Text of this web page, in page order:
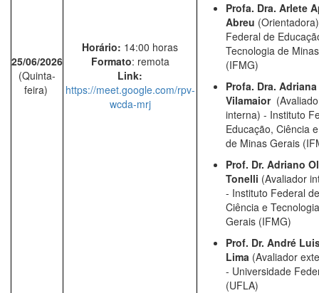
25/06/2026
(Quinta-
feira)
Horário: 14:00 horas
Formato: remota
Link:
https://meet.google.com/rpv-
wcda-mrj
Profa. Dra. Arlete
Abreu
Federal de
Tecnologia de
(IFMG)
Profa. Dra.
Vilamaior
interna) - Instituto
Educação, Ciência
de Minas Gerais
Prof. Dr. Adriano
Tonelli (Avaliador
- Instituto Federal
Ciência e
Gerais (IFMG)
Prof. Dr. André
Lima (Avaliador
- Universidade
(UFLA)